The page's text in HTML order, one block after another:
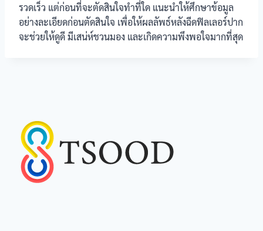
รวดเร็ว แต่ก่อนที่จะตัดสินใจทำที่ใด แนะนำให้ศึกษาข้อมูล
อย่างละเอียดก่อนตัดสินใจ เพื่อให้ผลลัพธ์หลังฉีดฟิลเลอร์ปาก
จะช่วยให้ดูดี มีเสน่ห์ชวนมอง และเกิดความพึงพอใจมากที่สุด